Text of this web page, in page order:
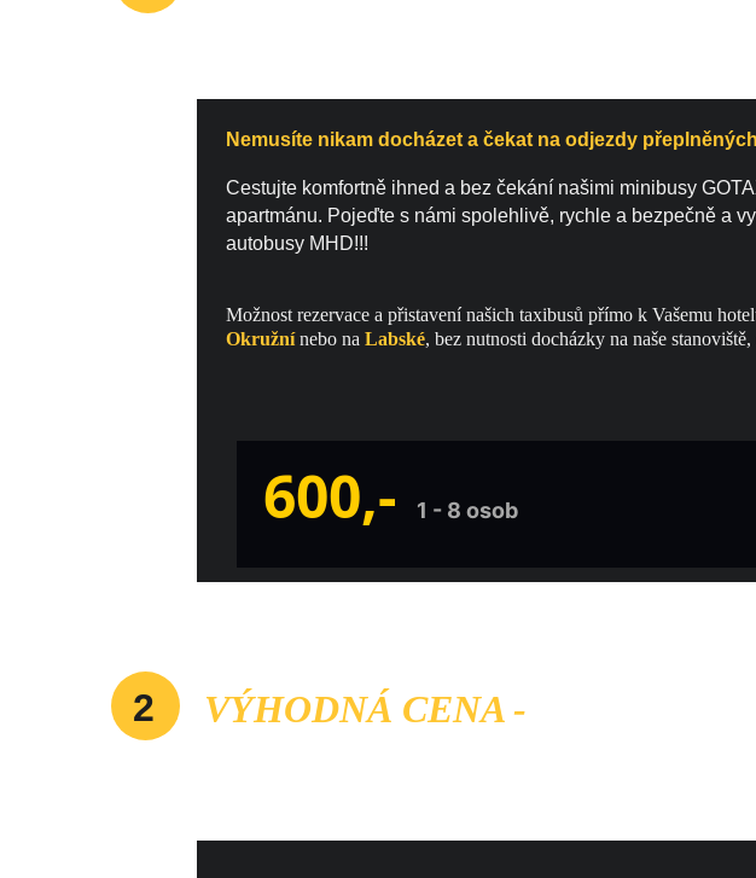
Nemusíte nikam docházet a čekat na odjezdy
Cestujte komfortně ihned a bez čekání našimi minibusy
apartmánu. Pojeďte s námi spolehlivě, rychle a bezpečně a
autobusy MHD!!!
Možnost rezervace a přistavení našich taxibusů přímo k Vašemu
Okružní nebo na Labské, bez nutnosti docházky na naše
600,- 1 - 8 osob
VÝHODNÁ CENA -
2